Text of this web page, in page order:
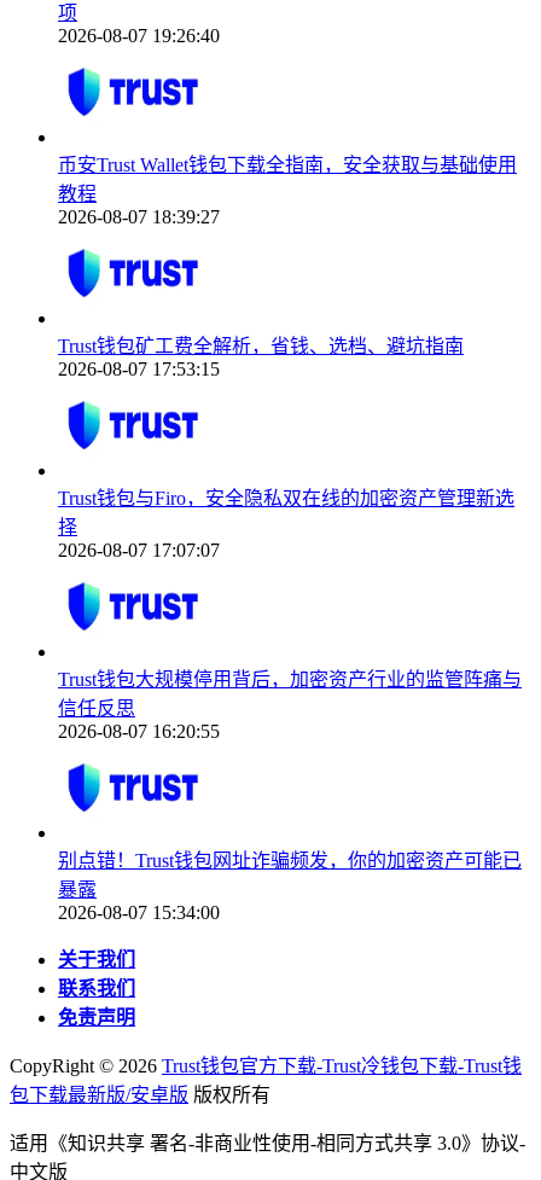
项
2026-08-07 19:26:40
币安Trust Wallet钱包下载全指南，安全获取与基础使用
教程
2026-08-07 18:39:27
Trust钱包矿工费全解析，省钱、选档、避坑指南
2026-08-07 17:53:15
Trust钱包与Firo，安全隐私双在线的加密资产管理新选
择
2026-08-07 17:07:07
Trust钱包大规模停用背后，加密资产行业的监管阵痛与
信任反思
2026-08-07 16:20:55
别点错！Trust钱包网址诈骗频发，你的加密资产可能已
暴露
2026-08-07 15:34:00
关于我们
联系我们
免责声明
CopyRight © 2026 Trust钱包官方下载-Trust冷钱包下载-Trust钱
包下载最新版/安卓版 版权所有
适用《知识共享 署名-非商业性使用-相同方式共享 3.0》协议-
中文版